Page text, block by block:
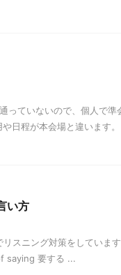
っていないので、個人で準
日程が本会場と違います。
い方
スニング対策をしています
saying 要する ...